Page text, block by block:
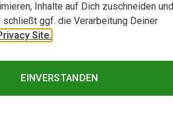
Inhalte auf Dich zuschneiden und
ggf. die Verarbeitung Deiner
Site.
EINVERSTANDEN